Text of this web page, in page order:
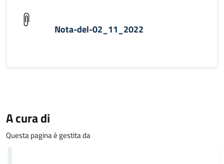
Nota-del-02_11_2022
A cura di
Questa pagina è gestita da